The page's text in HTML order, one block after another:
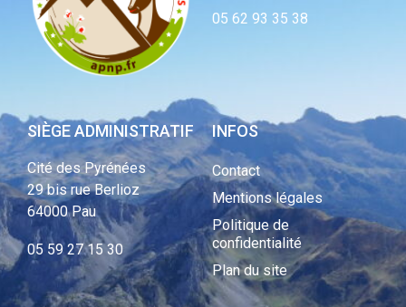
05 62 93 35 38
SIÈGE ADMINISTRATIF
Cité des Pyrénées
29 bis rue Berlioz
64000 Pau
05 59 27 15 30
INFOS
Contact
Mentions légales
Politique de
confidentialité
Plan du site